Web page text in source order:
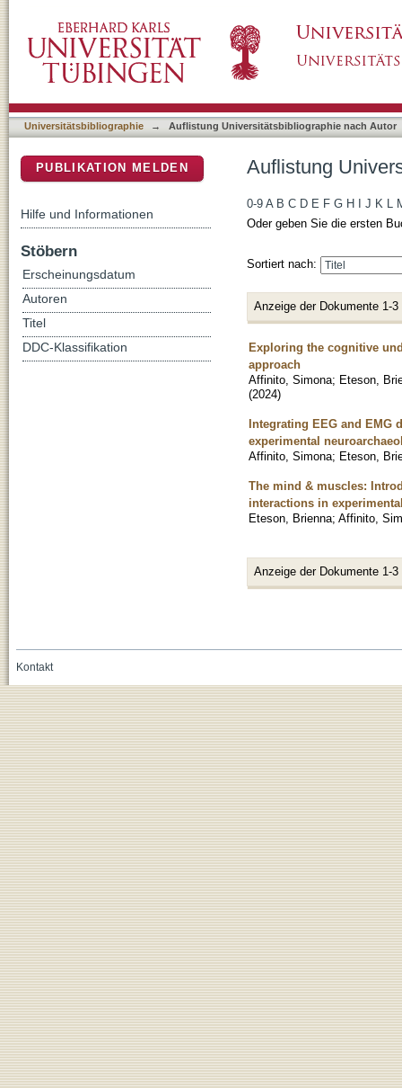
Universitätsbibliographie → Auflistung Universitätsbibliographie nach Autor
Auflistung
0-9 A B C D E F G H J K L
Oder geben Sie die ersten
Sortiert nach:
Anzeige der Dokumente 1-3
Exploring the cognitive
approach
Affinito, Simona; Eteson,
(2024)
Integrating EEG and EMG
experimental
Affinito, Simona; Eteson,
The mind & muscles:
interactions in
Eteson, Brienna; Affinito,
Anzeige der Dokumente 1-3
PUBLIKATION MELDEN
Hilfe und Informationen
Stöbern
Erscheinungsdatum
Autoren
Titel
DDC-Klassifikation
Kontakt